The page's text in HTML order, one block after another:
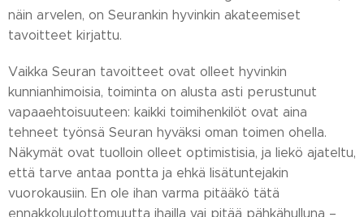
näin arvelen, on Seurankin hyvinkin akateemiset
tavoitteet kirjattu.
Vaikka Seuran tavoitteet ovat olleet hyvinkin
kunnianhimoisia, toiminta on alusta asti perustunut
vapaaehtoisuuteen: kaikki toimihenkilöt ovat aina
tehneet työnsä Seuran hyväksi oman toimen ohella.
Näkymät ovat tuolloin olleet optimistisia, ja liekö ajateltu,
että tarve antaa pontta ja ehkä lisätuntejakin
vuorokausiin. En ole ihan varma pitääkö tätä
ennakkoluulottomuutta ihailla vai pitää pähkähulluna –